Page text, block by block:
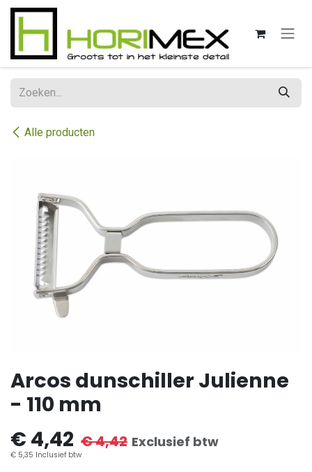
Overslaan naar inhoud
Alle producten
Arcos dunschiller Julienne
- 110 mm
€ 4,42 €4,42 Exclusief btw
€ 5,35 Inclusief btw